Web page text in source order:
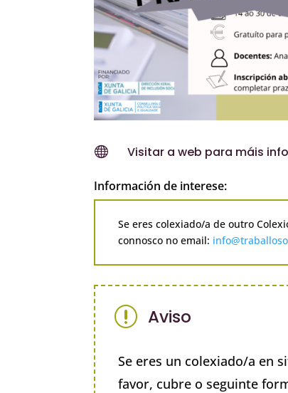
 Visitar a web para máis
Información de interese:
Se eres colexiado/a de outro
connosco no email:
r Aviso
Se eres un colexiado/a en
favor, cubre o seguinte